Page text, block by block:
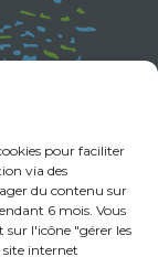
pour faciliter
via des
du contenu sur
6 mois. Vous
l'icône "gérer les
site internet